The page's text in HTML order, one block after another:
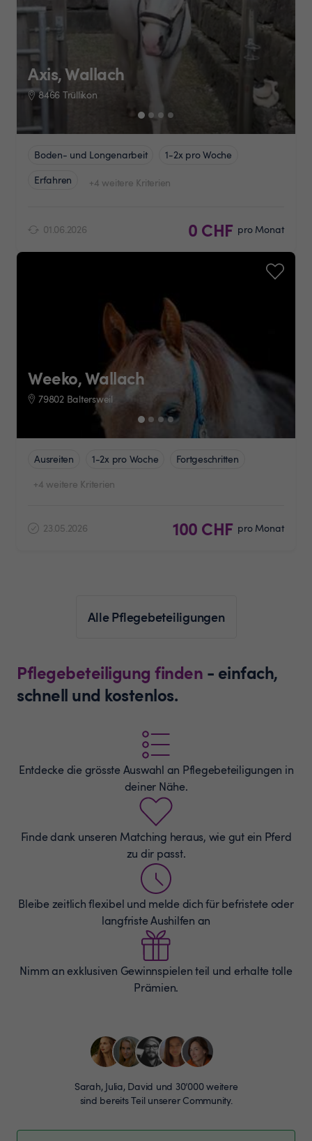
Axis, Wallach
8466 Trüllikon
Boden- und Longenarbeit
1-2x pro Woche
Erfahren
+4 weitere Kriterien
01.06.2026 0 CHF pro Monat
Weeko, Wallach
79802 Baltersweil
Ausreiten 1-2x pro Woche
Fortgeschritten
+4 weitere Kriterien
23.05.2026 100 CHF pro Monat
Alle Pflegebeteiligungen
Pflegebeteiligung finden - einfach,
schnell und kostenlos.
Entdecke die grösste Auswahl an Pflegebeteiligungen in
deiner Nähe.
Finde dank unseren Matching heraus, wie gut ein Pferd
zu dir passt.
Bleibe zeitlich flexibel und melde dich für befristete oder
langfriste Aushilfen an
Nimm an exklusiven Gewinnspielen teil und erhalte tolle
Prämien.
Sarah, Julia, David und 30’000 weitere
sind bereits Teil unserer Community.